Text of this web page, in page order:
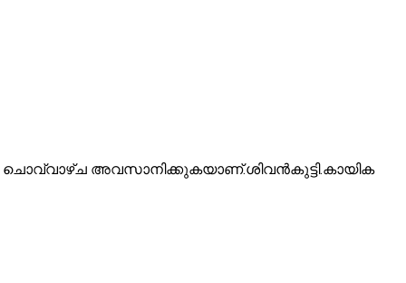
ചൊവ്വാഴ്ച അവസാനിക്കുകയാണ്.ശിവന്‍കുട്ടി.കായിക